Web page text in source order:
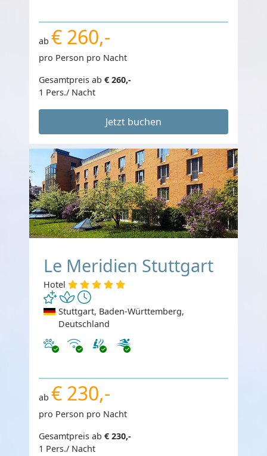
ab € 260,-
pro Person pro Nacht
Gesamtpreis ab € 260,-
1 Pers./ Nacht
Jetzt buchen
Le Meridien Stuttgart
Hotel
Stuttgart, Baden-Württemberg,
Deutschland
Haustiere erlaubt
Internet
ab € 230,-
pro Person pro Nacht
Gesamtpreis ab € 230,-
1 Pers./ Nacht